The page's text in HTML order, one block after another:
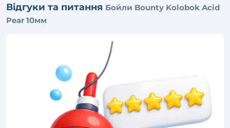
Відгуки та питання Бойли Bounty Kolobok Acid
Pear 10мм